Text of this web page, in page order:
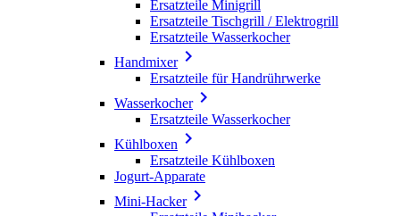
Ersatzteile Minigrill
Ersatzteile Tischgrill / Elektrogrill
Ersatzteile Wasserkocher
Handmixer
Ersatzteile für Handrührwerke
Wasserkocher
Ersatzteile Wasserkocher
Kühlboxen 
Ersatzteile Kühlboxen
Jogurt-Apparate
Mini-Hacker